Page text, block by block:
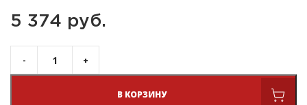
5 374 руб.
В КОРЗИНУ